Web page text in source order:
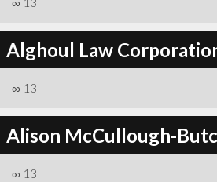
Alghoul Law
∞ 13
Alison McCullough-
∞ 13